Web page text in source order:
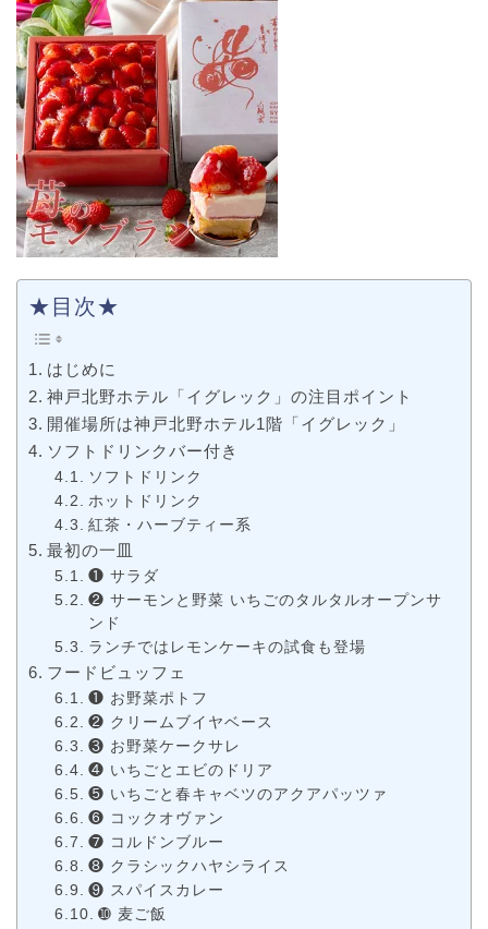
★目次★
はじめに
神戸北野ホテル「イグレック」の注目ポイント
開催場所は神戸北野ホテル1階「イグレック」
ソフトドリンクバー付き
ソフトドリンク
ホットドリンク
紅茶・ハーブティー系
最初の一皿
❶ サラダ
❷ サーモンと野菜 いちごのタルタルオープンサ
ンド
ランチではレモンケーキの試食も登場
フードビュッフェ
❶ お野菜ポトフ
❷ クリームブイヤベース
❸ お野菜ケークサレ
❹ いちごとエビのドリア
❺ いちごと春キャベツのアクアパッツァ
❻ コックオヴァン
❼ コルドンブルー
❽ クラシックハヤシライス
❾ スパイスカレー
➓ 麦ご飯